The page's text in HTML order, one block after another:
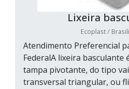
Lixeira
Ecoplast /
Atendimento Preferencial
FederalA lixeira basculante
tampa pivotante, do tipo vai
transversal triangular, ou